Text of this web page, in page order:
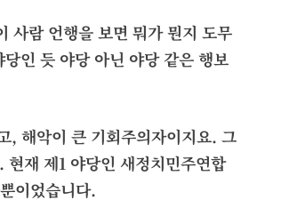
사람 언행을 보면 뭐가 뭔지 도무
인 듯 야당 아닌 야당 같은 행보
, 해악이 큰 기회주의자이지요. 그
재 제1 야당인 새정치민주연합
이었습니다.